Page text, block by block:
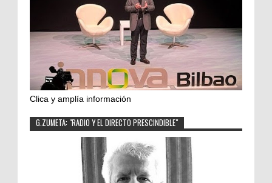
Clica y amplía información
G.ZUMETA: "RADIO Y EL DIRECTO PRESCINDIBLE"